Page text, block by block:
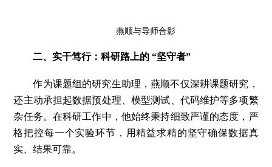
燕顺与导师合影
二、实干笃行：科研路上的 “坚守者”
作为课题组的研究生助理，燕顺不仅深耕课题研究，
还主动承担起数据预处理、模型测试、代码维护等多项繁
杂任务。在科研工作中，他始终秉持细致严谨的态度，严
格把控每一个实验环节，用精益求精的坚守确保数据真
实、结果可靠。